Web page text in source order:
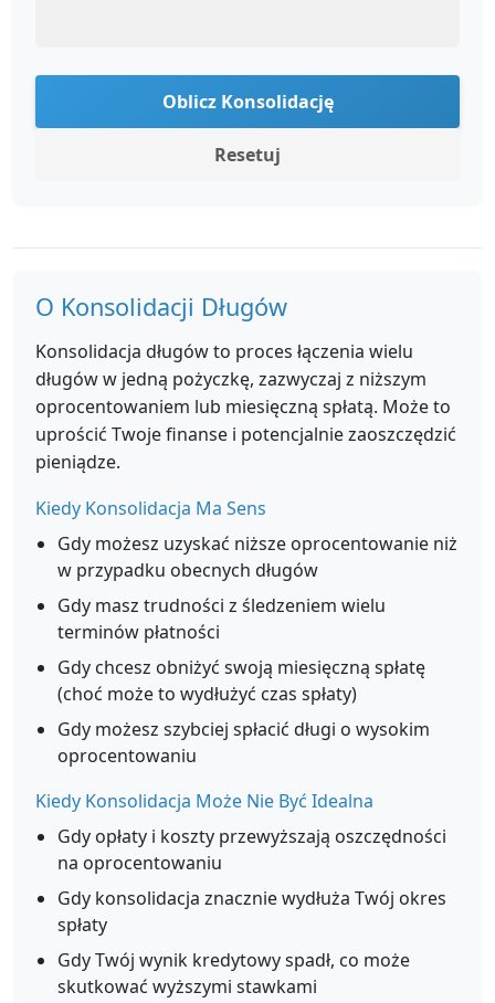
Oblicz Konsolidację
Resetuj
O Konsolidacji Długów
Konsolidacja długów to proces łączenia wielu
długów w jedną pożyczkę, zazwyczaj z niższym
oprocentowaniem lub miesięczną spłatą. Może to
uprościć Twoje finanse i potencjalnie zaoszczędzić
pieniądze.
Kiedy Konsolidacja Ma Sens
Gdy możesz uzyskać niższe oprocentowanie niż
w przypadku obecnych długów
Gdy masz trudności z śledzeniem wielu
terminów płatności
Gdy chcesz obniżyć swoją miesięczną spłatę
(choć może to wydłużyć czas spłaty)
Gdy możesz szybciej spłacić długi o wysokim
oprocentowaniu
Kiedy Konsolidacja Może Nie Być Idealna
Gdy opłaty i koszty przewyższają oszczędności
na oprocentowaniu
Gdy konsolidacja znacznie wydłuża Twój okres
spłaty
Gdy Twój wynik kredytowy spadł, co może
skutkować wyższymi stawkami